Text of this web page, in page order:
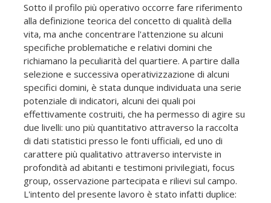
Sotto il profilo più operativo occorre fare riferimento
alla definizione teorica del concetto di qualità della
vita, ma anche concentrare l'attenzione su alcuni
specifiche problematiche e relativi domini che
richiamano la peculiarità del quartiere. A partire dalla
selezione e successiva operativizzazione di alcuni
specifici domini, è stata dunque individuata una serie
potenziale di indicatori, alcuni dei quali poi
effettivamente costruiti, che ha permesso di agire su
due livelli: uno più quantitativo attraverso la raccolta
di dati statistici presso le fonti ufficiali, ed uno di
carattere più qualitativo attraverso interviste in
profondità ad abitanti e testimoni privilegiati, focus
group, osservazione partecipata e rilievi sul campo.
L'intento del presente lavoro è stato infatti duplice: